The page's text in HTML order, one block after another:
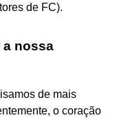
de FC).
a nossa
de mais
o coração